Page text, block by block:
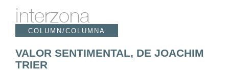
interzona
COLUMN/COLUMNA
VALOR SENTIMENTAL, DE JOACHIM
TRIER